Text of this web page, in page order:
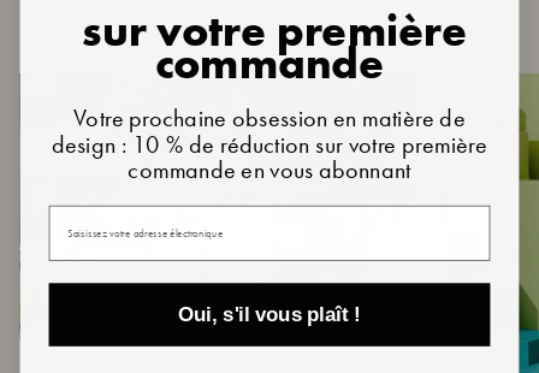
sur votre première
commande
Votre prochaine obsession en matière de
design : 10 % de réduction sur votre première
commande en vous abonnant
Votre email
Oui, s'il vous plaît !